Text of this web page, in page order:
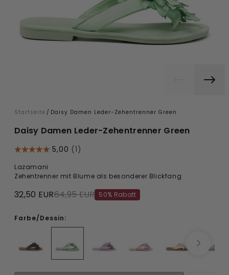
Startseite / Daisy Damen Leder-Zehentrenner Green
Daisy Damen Leder-Zehentrenner Green
Lazamani
Zehentrenner mit Blume als besonderer Blickfang
32,50 EUR64,95 EUR 50% Rabatt
Farbe/Dessin: